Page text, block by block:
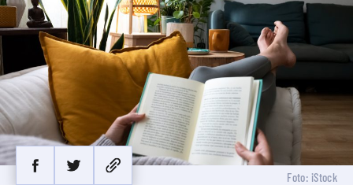
Foto: iStock